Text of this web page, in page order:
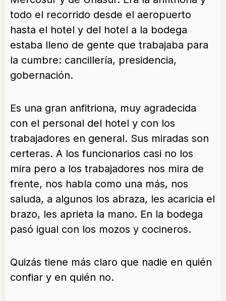
todo el recorrido desde el aeropuerto
hasta el hotel y del hotel a la bodega
estaba lleno de gente que trabajaba para
la cumbre: cancillería, presidencia,
gobernación.
Es una gran anfitriona, muy agradecida
con el personal del hotel y con los
trabajadores en general. Sus miradas son
certeras. A los funcionarios casi no los
mira pero a los trabajadores nos mira de
frente, nos habla como una más, nos
saluda, a algunos los abraza, les acaricia el
brazo, les aprieta la mano. En la bodega
pasó igual con los mozos y cocineros.
Quizás tiene más claro que nadie en quién
confiar y en quién no.